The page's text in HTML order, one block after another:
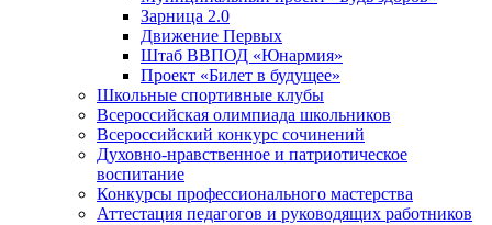
Зарница 2.0
Движение Первых
Штаб ВВПОД «Юнармия»
Проект «Билет в будущее»
Школьные спортивные клубы
Всероссийская олимпиада школьников
Всероссийский конкурс сочинений
Духовно-нравственное и патриотическое
воспитание
Конкурсы профессионального мастерства
Аттестация педагогов и руководящих работников